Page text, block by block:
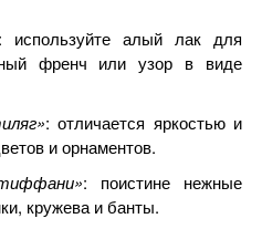
: используйте алый лак для
френч или узор в виде
: отличается яркостью и
и орнаментов.
: поистине нежные
кружева и банты.